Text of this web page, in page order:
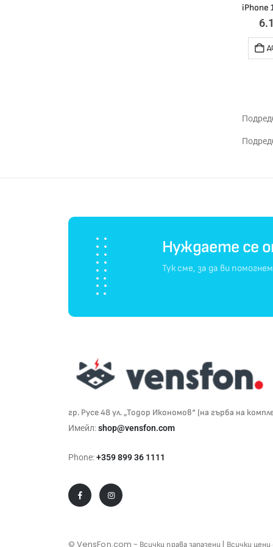
Нуждаете се
Тук сме, за да ви
гр. Русе 48 ул. „Тодор Икономов“ (на гърба на
Имейл:shop@vensfon.com
Phone:+359 899 36 1111
© VensFon.com - Всички права запазени | Всички